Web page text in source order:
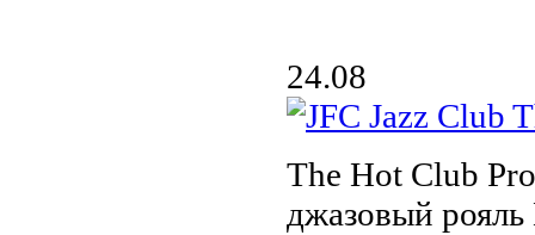
24.08
The Hot Club
джазовый